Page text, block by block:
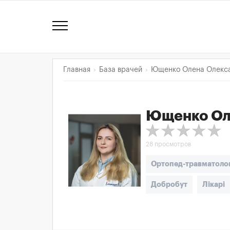
Главная База врачей Ющенко Олена
Ющенко
28 просмотров
Ортопед-
Добробут Лікарі